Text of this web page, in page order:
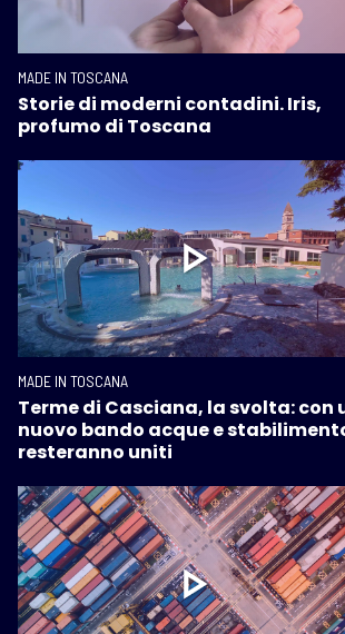
MADE IN TOSCANA
Storie di moderni contadini. Iris,
profumo di Toscana
MADE IN TOSCANA
Terme di Casciana, la svolta: con
nuovo bando acque e
resteranno uniti